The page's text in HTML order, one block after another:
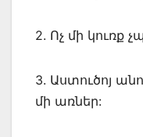
2. Ոչ մի կուռք
3. Աստուծոյ
մի առներ: